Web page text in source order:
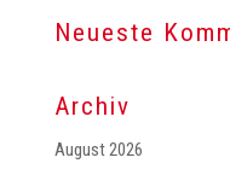
Neueste
Archiv
August 2026